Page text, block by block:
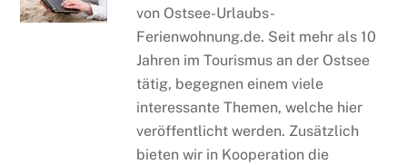
von Ostsee-Urlaubs-
Ferienwohnung.de. Seit mehr als 10
Jahren im Tourismus an der Ostsee
tätig, begegnen einem viele
interessante Themen, welche hier
veröffentlicht werden. Zusätzlich
bieten wir in Kooperation die